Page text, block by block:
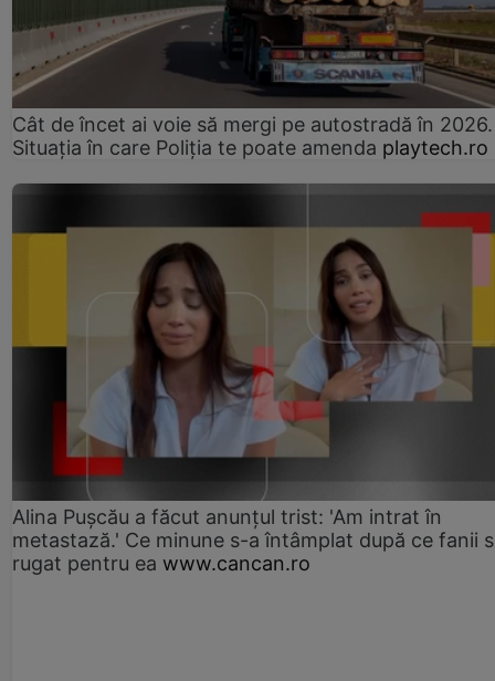
Cât de încet ai voie să mergi pe autostradă în 2026.
Situația în care Poliția te poate amenda playtech.ro
Alina Pușcău a făcut anunțul trist: 'Am intrat în
metastază.' Ce minune s-a întâmplat după ce fanii
rugat pentru ea www.cancan.ro